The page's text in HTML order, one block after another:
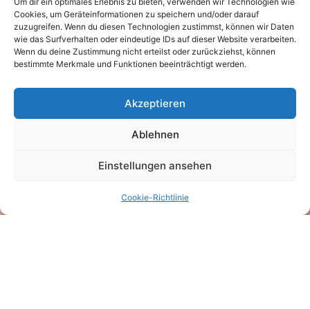
Cookies, um Geräteinformationen zu speichern und/oder darauf
zuzugreifen. Wenn du diesen Technologien zustimmst, können wir Daten
wie das Surfverhalten oder eindeutige IDs auf dieser Website verarbeiten.
Wenn du deine Zustimmung nicht erteilst oder zurückziehst, können
bestimmte Merkmale und Funktionen beeinträchtigt werden.
Akzeptieren
Ablehnen
Einstellungen ansehen
Cookie-Richtlinie